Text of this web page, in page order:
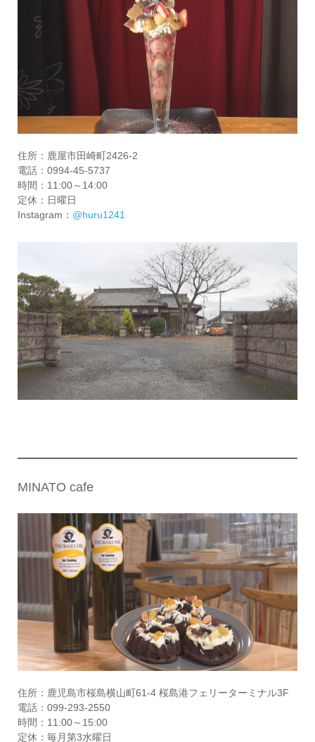
住所：鹿屋市田崎町2426-2
電話：0994-45-5737
時間：11:00～14:00
定休：日曜日
Instagram： @huru1241
MINATO cafe
住所：鹿児島市桜島横山町61-4 桜島港フェリーターミナル3F
電話：099-293-2550
時間：11:00～15:00
定休：毎月第3水曜日